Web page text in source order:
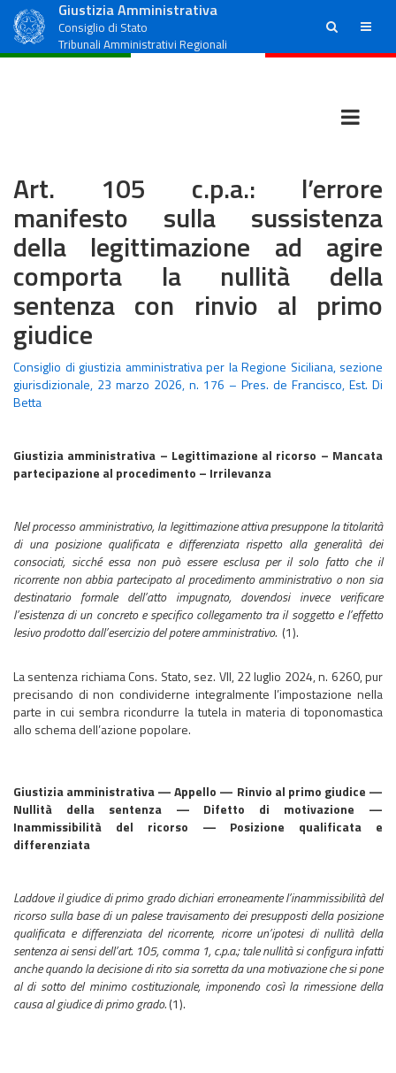
Giustizia Amministrativa
Consiglio di Stato
Tribunali Amministrativi Regionali
ricerca menu
Art. 105 c.p.a.: l’errore
manifesto sulla sussistenza
della legittimazione ad agire
comporta la nullità della
sentenza con rinvio al primo
giudice
Consiglio di giustizia amministrativa per la Regione Siciliana, sezione
giurisdizionale, 23 marzo 2026, n. 176 – Pres. de Francisco, Est. Di
Betta
Giustizia amministrativa – Legittimazione al ricorso – Mancata
partecipazione al procedimento – Irrilevanza
Nel processo amministrativo, la legittimazione attiva presuppone la titolarità
di una posizione qualificata e differenziata rispetto alla generalità dei
consociati, sicché essa non può essere esclusa per il solo fatto che il
ricorrente non abbia partecipato al procedimento amministrativo o non sia
destinatario formale dell’atto impugnato, dovendosi invece verificare
l’esistenza di un concreto e specifico collegamento tra il soggetto e l’effetto
lesivo prodotto dall’esercizio del potere amministrativo. (1).
La sentenza richiama Cons. Stato, sez. VII, 22 luglio 2024, n. 6260, pur
precisando di non condividerne integralmente l’impostazione nella
parte in cui sembra ricondurre la tutela in materia di toponomastica
allo schema dell’azione popolare.
Giustizia amministrativa — Appello — Rinvio al primo giudice —
Nullità della sentenza — Difetto di motivazione —
Inammissibilità del ricorso — Posizione qualificata e
differenziata
Laddove il giudice di primo grado dichiari erroneamente l’inammissibilità del
ricorso sulla base di un palese travisamento dei presupposti della posizione
qualificata e differenziata del ricorrente, ricorre un’ipotesi di nullità della
sentenza ai sensi dell’art. 105, comma 1, c.p.a.; tale nullità si configura infatti
anche quando la decisione di rito sia sorretta da una motivazione che si pone
al di sotto del minimo costituzionale, imponendo così la rimessione della
causa al giudice di primo grado.(1).